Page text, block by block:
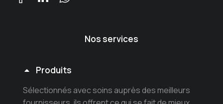
Nos services
Produits
Sélectionnés avec soins auprès des meilleurs